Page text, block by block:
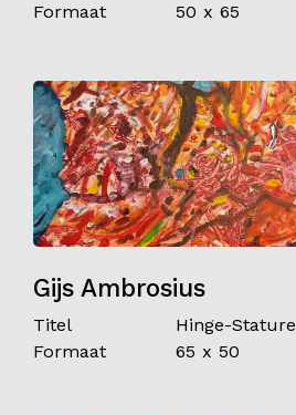
Formaat
50 x 65
Gijs Ambrosius
Titel
Hinge-Stature
Formaat
65 x 50